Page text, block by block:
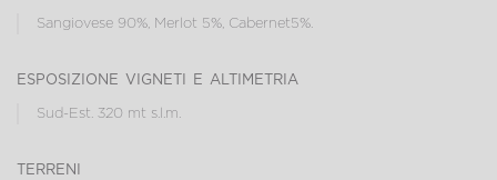
Sangiovese 90%, Merlot 5%, Cabernet5%.
esposizione vigneti e altimetria
Sud-Est. 320 mt s.l.m.
terreni